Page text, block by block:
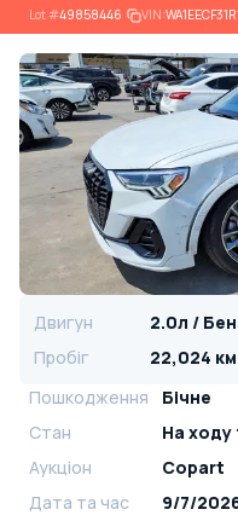
Lot#49858446 VIN:
Двигун
Пробіг
22,024 км
Пошкодження
Бічне
Стан
На ​​ходу
Аукціон
Copart
Дата та час
9/7/